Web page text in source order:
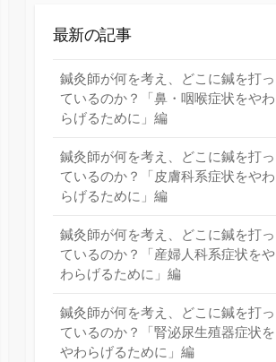
最新の記事
鍼灸師が何を考え、どこに鍼を打っ
ているのか？「鼻・咽喉症状をやわ
らげるために」編
鍼灸師が何を考え、どこに鍼を打っ
ているのか？「皮膚科系症状をやわ
らげるために」編
鍼灸師が何を考え、どこに鍼を打っ
ているのか？「産婦人科系症状をや
わらげるために」編
鍼灸師が何を考え、どこに鍼を打っ
ているのか？「腎泌尿生殖器症状を
やわらげるために」編